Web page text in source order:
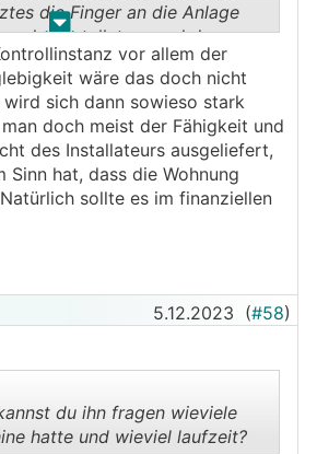
. .
die Finger an die Anlage
der Installateur und der
Herstellers es verbockt
Rauchfangkehrer es lösen?
vor allem der
wäre das doch nicht
sich dann sowieso stark
doch meist der Fähigkeit und
des Installateurs ausgeliefert,
Sinn hat, dass die Wohnung
sollte es im finanziellen
5.12.2023 (#58)
du ihn fragen wieviele
hatte und wieviel laufzeit?